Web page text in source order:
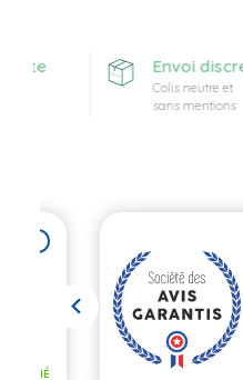
Envoi discret
Colis neutre et
sans mentions